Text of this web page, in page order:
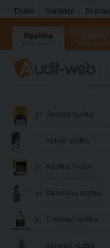
Domů Kontakty
Razítka
Textová razítka
Kulatá razítka
Razítka Trodat
Datumová razítka
Číslovací razítka
Kapesní razítka